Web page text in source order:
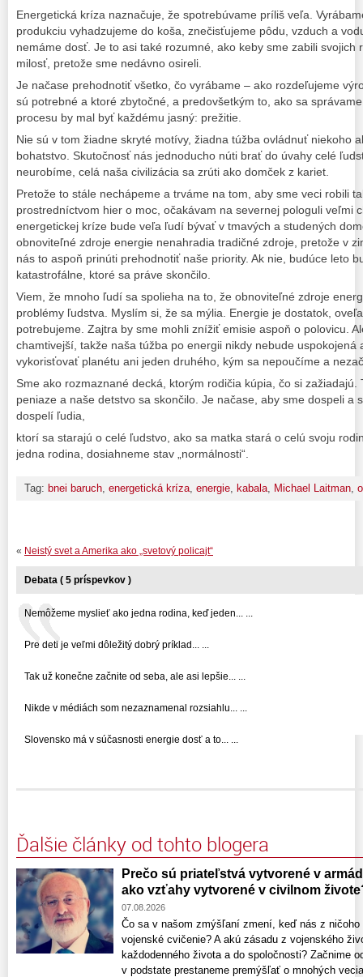
Energetická kríza naznačuje, že spotrebúvame príliš veľa.
produkciu vyhadzujeme do koša, znečisťujeme pôdu, vzduch a
nemáme dosť. Je to asi také rozumné, ako keby sme zabili svojich
milosť, pretože sme nedávno osireli.
Je načase prehodnotiť všetko, čo vyrábame – ako rozdeľujeme
sú potrebné a ktoré zbytočné, a predovšetkým to, ako sa
procesu by mal byť každému jasný: prežitie.
Nie sú v tom žiadne skryté motívy, žiadna túžba ovládnuť niekoho
bohatstvo. Skutočnosť nás jednoducho núti brať do úvahy celé
neurobíme, celá naša civilizácia sa zrúti ako domček z kariet.
Pretože to stále nechápeme a trváme na tom, aby sme veci robili
prostredníctvom hier o moc, očakávam na severnej pologuli veľmi
energetickej kríze bude veľa ľudí bývať v tmavých a studených
obnoviteľné zdroje energie nenahradia tradičné zdroje, pretože v
nás to aspoň prinúti prehodnotiť naše priority. Ak nie, budúce leto
katastrofálne, ktoré sa práve skončilo.
Viem, že mnoho ľudí sa spolieha na to, že obnoviteľné zdroje
problémy ľudstva. Myslím si, že sa mýlia. Energie je dostatok,
potrebujeme. Zajtra by sme mohli znížiť emisie aspoň o polovicu.
chamtivejší, takže naša túžba po energii nikdy nebude uspokojená
vykorisťovať planétu ani jeden druhého, kým sa nepoučíme a
Sme ako rozmaznané decká, ktorým rodičia kúpia, čo si zažiadajú.
peniaze a naše detstvo sa skončilo. Je načase, aby sme dospeli a
dospelí ľudia,
ktorí sa starajú o celé ľudstvo, ako sa matka stará o celú svoju
jedna rodina, dosiahneme stav „normálnosti“.
Tag: bnei baruch energetická kríza energie kabala Michael Laitman
« Neistý svet a Amerika ako „svetový policajt“
Debata ( 5 príspevkov )
Nemôžeme myslieť ako jedna rodina, keď jeden... ...
Pre deti je veľmi dôležitý dobrý príklad... ...
Tak už konečne začnite od seba, ale asi lepšie... ...
Nikde v médiách som nezaznamenal rozsiahlu... ...
Slovensko má v súčasnosti energie dosť a to... ...
Ďalšie články od tohto blogera
Prečo sú priateľstvá vytvorené v
ako vzťahy vytvorené v civilnom
07.08.2026
Čo sa v našom zmýšľaní zmení, keď nás z
vojenské cvičenie? A akú zásadu z vojenského
každodenného života a do spoločnosti? Začnime
v podstate prestaneme premýšľať o mnohých